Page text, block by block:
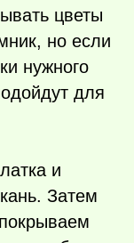
цветы
но если
нужного
для
и
Затем